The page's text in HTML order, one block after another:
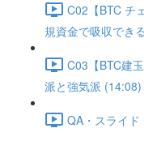
C02【BTC チ
規資金で吸収でき
C03【BTC建
派と強気派 (14:08)
QA・スライ